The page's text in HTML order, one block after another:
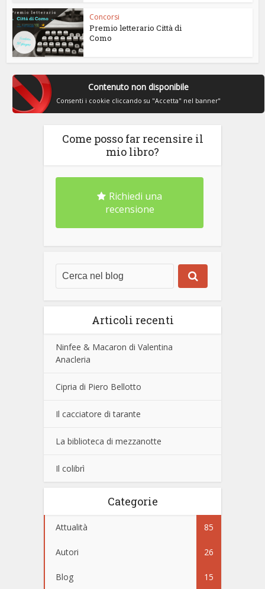
Concorsi
Premio letterario Città di
Como
Contenuto non disponibile
Consenti i cookie cliccando su "Accetta" nel banner"
Come posso far recensire il
mio libro?
Richiedi una
recensione
Articoli recenti
Ninfee & Macaron di Valentina
Anacleria
Cipria di Piero Bellotto
Il cacciatore di tarante
La biblioteca di mezzanotte
Il colibrì
Categorie
Attualità 85
Autori 26
Blog 15